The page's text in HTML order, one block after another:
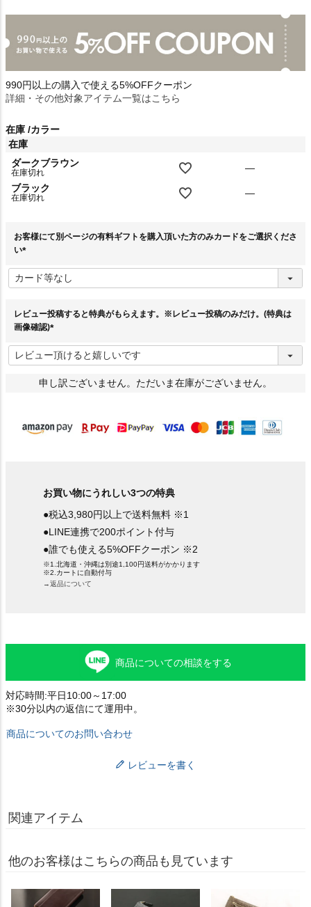
990円以上の購入で使える5%OFFクーポン
詳細・その他対象アイテム一覧はこちら
在庫 カラー
在庫
ダークブラウン
在庫切れ
—
ブラック
在庫切れ —
お客様にて別ページの有料ギフトを購入頂いた方のみカードをご選択くださ
い
必
須
レビュー投稿すると特典がもらえます。※レビュー投稿のみだけ。(特典は
画像確認)
必
須
)
申し訳ございません。ただいま在庫がございません。
お買い物にうれしい3つの特典
●税込3,980円以上で送料無料 ※1
●LINE連携で200ポイント付与
●誰でも使える5%OFFクーポン ※2
※1.北海道・沖縄は別途1,100円送料がかかります
※2.カートに自動付与
→返品について
商品についての相談をする
対応時間:平日10:00～17:00
※30分以内の返信にて運用中。
商品についてのお問い合わせ
レビューを書く
関連アイテム
他のお客様はこちらの商品も見ています